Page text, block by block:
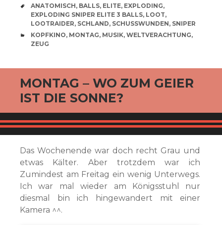
SCHLAGWÖRTER
ANATOMISCH, BALLS, ELITE, EXPLODING,
EXPLODING SNIPER ELITE 3 BALLS, LOOT,
LOOTRAIDER, SCHLAND, SCHUSSWUNDEN, SNIPER
CATEGORIES
KOPFKINO, MONTAG, MUSIK, WELTVERACHTUNG,
ZEUG
MONTAG – WO ZUM GEIER
IST DIE SONNE?
Das Wochenende war doch recht Grau und
etwas Kälter. Aber trotzdem war ich
Zumindest am Freitag ein wenig Unterwegs.
Ich war mal wieder am Königsstuhl nur
diesmal bin ich hingewandert mit einer
Kamera ^^.